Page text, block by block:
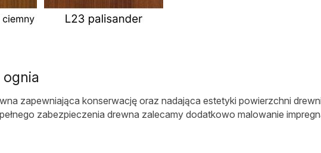
zapewniająca konserwację oraz nadająca estetyki powierzchni
zabezpieczenia drewna zalecamy dodatkowo malowanie